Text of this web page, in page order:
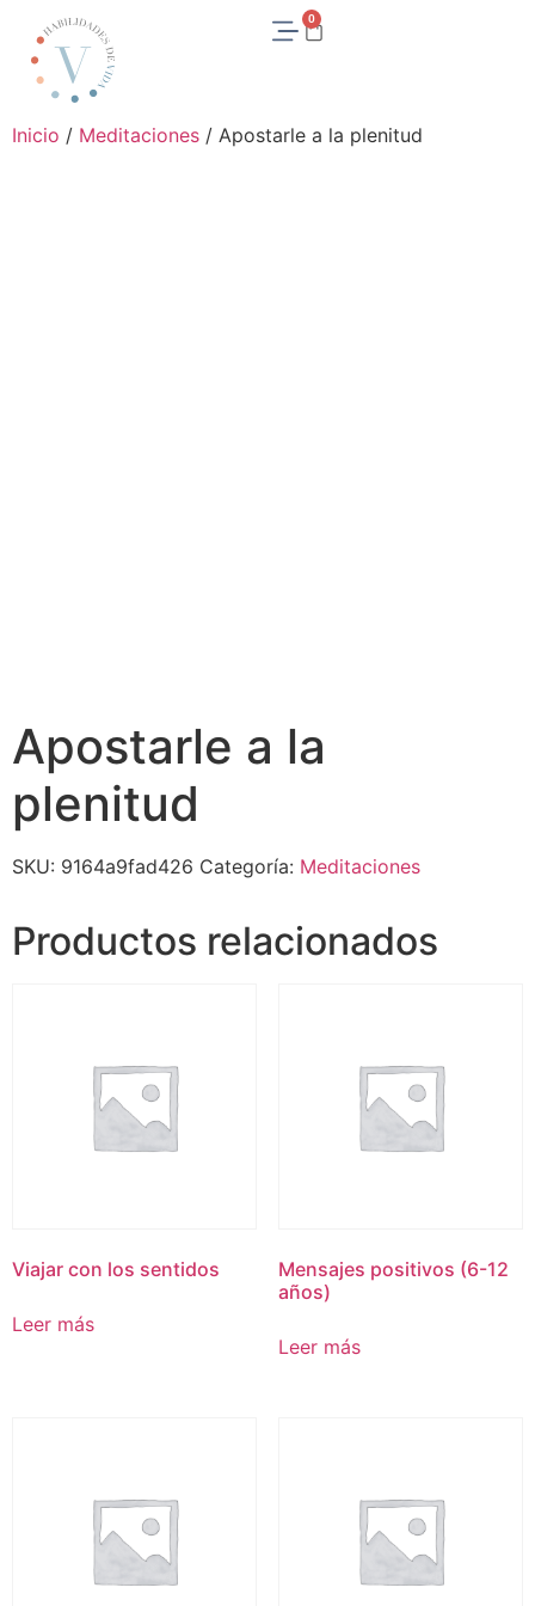
0
Inicio / Meditaciones / Apostarle a la plenitud
Apostarle a la
plenitud
SKU: 9164a9fad426 Categoría: Meditaciones
Productos relacionados
Viajar con los sentidos
Leer más
Mensajes positivos (6-12
años)
Leer más